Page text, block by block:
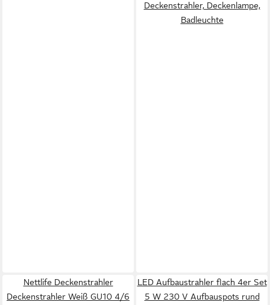
Deckenstrahler, Deckenlampe,
Badleuchte
Nettlife Deckenstrahler
Deckenstrahler Weiß GU10 4/6
LED Aufbaustrahler flach 4er Set
5 W 230 V Aufbauspots rund